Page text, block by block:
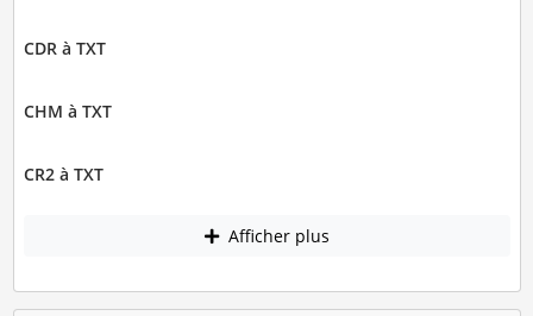
CDR à TXT
CHM à TXT
CR2 à TXT
Afficher plus